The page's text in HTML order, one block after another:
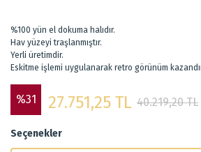
%100 yün el dokuma halıdır.
Hav yüzeyi traşlanmıştır.
Yerli üretimdir.
Eskitme işlemi uygulanarak retro görünüm
%31 27.751,25 TL 40.219,20 TL
Seçenekler